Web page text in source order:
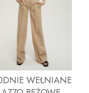
ZOBACZ PRODUKT
WEŁNIANE